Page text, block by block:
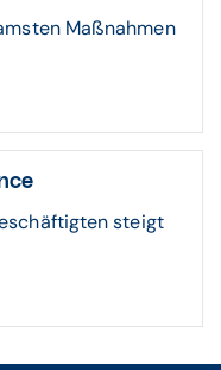
Maßnahmen
steigt